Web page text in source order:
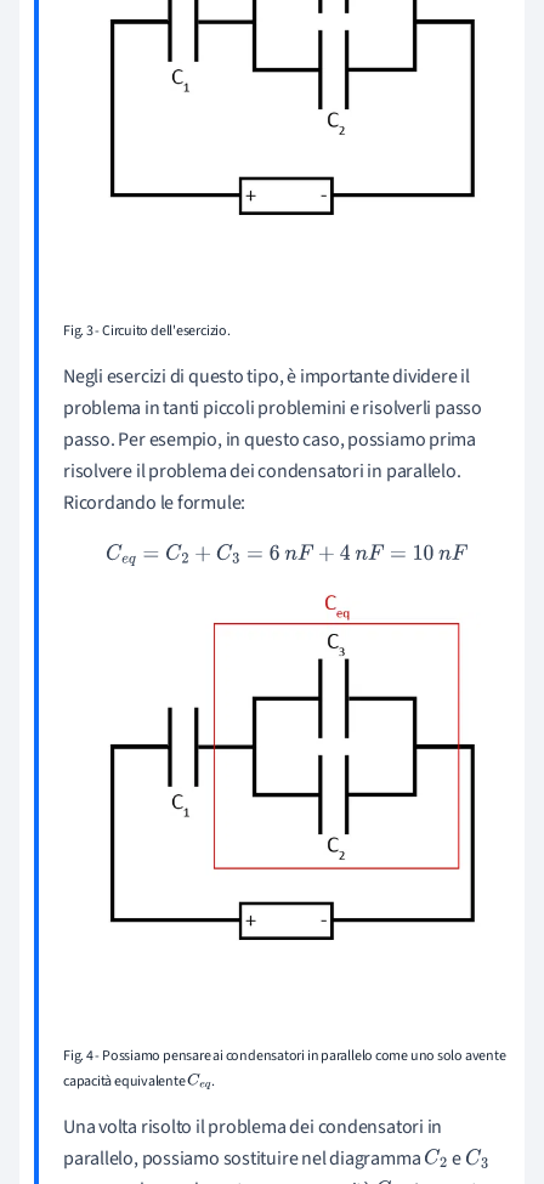
Fig. 3 - Circuito dell'esercizio.
Negli esercizi di questo tipo, è importante dividere il
problema in tanti piccoli problemini e risolverli passo
passo. Per esempio, in questo caso, possiamo prima
risolvere il problema dei condensatori in parallelo.
Ricordando le formule:
C eq=C2+C3 =6nF+4n F=10n F
Fig. 4 - Possiamo pensare ai condensatori in parallelo come uno solo avente
capacità equivalenteCe .
Una volta risolto il problema dei condensatori in
parallelo, possiamo sostituire nel diagrammaC2 eC3